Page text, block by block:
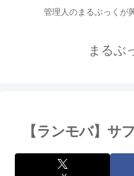
管理人のまるぶっくが
まるぶ
【ランモバ】サ